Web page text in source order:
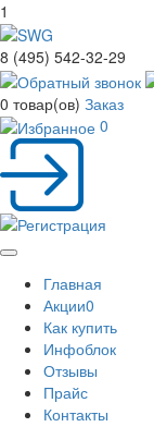
1
8 (495) 542-32-29
0 товар(ов) Заказ
0
Toggle
navigation
Главная
Акции0
Как купить
Инфоблок
Отзывы
Прайс
Контакты